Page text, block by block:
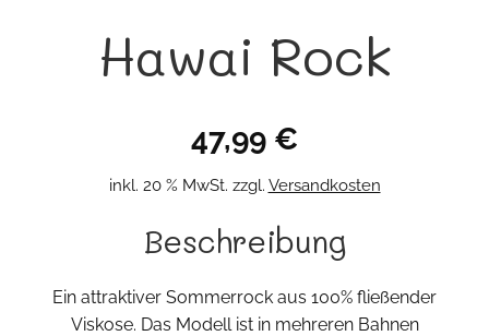
Hawai Rock
47,99 €
inkl. 20 % MwSt. zzgl. Versandkosten
Beschreibung
Ein attraktiver Sommerrock aus 100% fließender
Viskose. Das Modell ist in mehreren Bahnen